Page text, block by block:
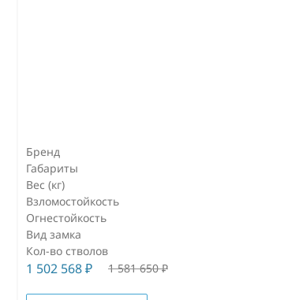
Бренд
Габариты
Вес (кг)
Взломостойкость
Огнестойкость
Вид замка
Кол-во стволов
1 502 568₽ 1 581 650₽